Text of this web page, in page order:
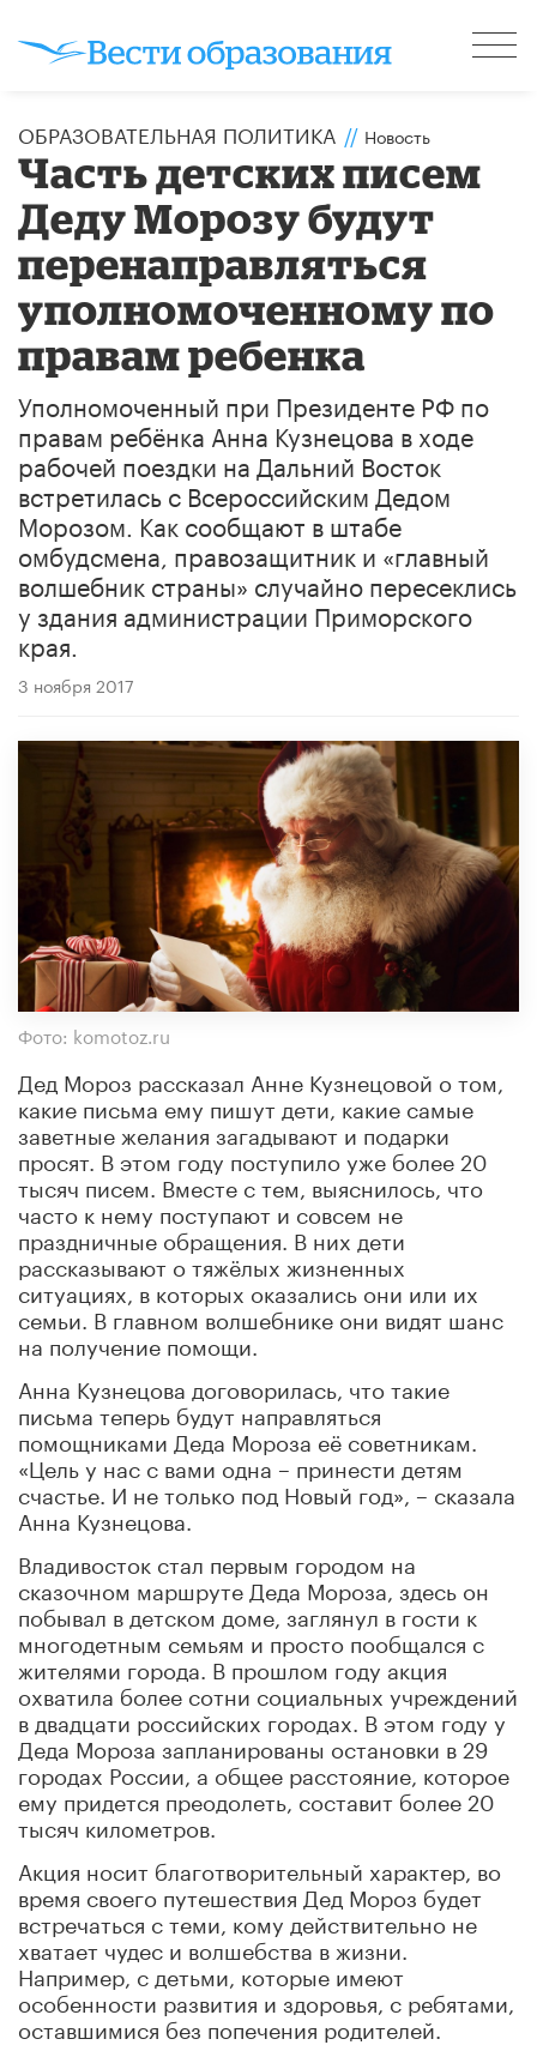
ОБРАЗОВАТЕЛЬНАЯ ПОЛИТИКА // Новость
Часть детских писем
Деду Морозу будут
перенаправляться
уполномоченному по
правам ребенка
Уполномоченный при Президенте РФ по
правам ребёнка Анна Кузнецова в ходе
рабочей поездки на Дальний Восток
встретилась с Всероссийским Дедом
Морозом. Как сообщают в штабе
омбудсмена, правозащитник и «главный
волшебник страны» случайно пересеклись
у здания администрации Приморского
края.
3 ноября 2017
Фото: komotoz.ru
Дед Мороз рассказал Анне Кузнецовой о том,
какие письма ему пишут дети, какие самые
заветные желания загадывают и подарки
просят. В этом году поступило уже более 20
тысяч писем. Вместе с тем, выяснилось, что
часто к нему поступают и совсем не
праздничные обращения. В них дети
рассказывают о тяжёлых жизненных
ситуациях, в которых оказались они или их
семьи. В главном волшебнике они видят шанс
на получение помощи.
Анна Кузнецова договорилась, что такие
письма теперь будут направляться
помощниками Деда Мороза её советникам.
«Цель у нас с вами одна – принести детям
счастье. И не только под Новый год», – сказала
Анна Кузнецова.
Владивосток стал первым городом на
сказочном маршруте Деда Мороза, здесь он
побывал в детском доме, заглянул в гости к
многодетным семьям и просто пообщался с
жителями города. В прошлом году акция
охватила более сотни социальных учреждений
в двадцати российских городах. В этом году у
Деда Мороза запланированы остановки в 29
городах России, а общее расстояние, которое
ему придется преодолеть, составит более 20
тысяч километров.
Акция носит благотворительный характер, во
время своего путешествия Дед Мороз будет
встречаться с теми, кому действительно не
хватает чудес и волшебства в жизни.
Например, с детьми, которые имеют
особенности развития и здоровья, с ребятами,
оставшимися без попечения родителей.